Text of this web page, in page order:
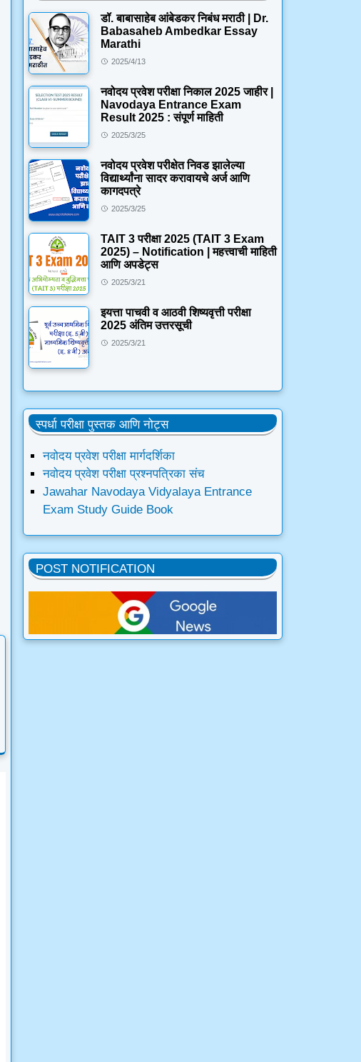
डॉ. बाबासाहेब आंबेडकर निबंध मराठी | Dr.
Babasaheb Ambedkar Essay
Marathi
2025/4/13
नवोदय प्रवेश परीक्षा निकाल 2025 जाहीर |
Navodaya Entrance Exam
Result 2025 : संपूर्ण माहिती
2025/3/25
नवोदय प्रवेश परीक्षेत निवड झालेल्या
विद्यार्थ्यांना सादर करावायचे अर्ज आणि
कागदपत्रे
2025/3/25
TAIT 3 परीक्षा 2025 (TAIT 3 Exam
2025) – Notification | महत्त्वाची माहिती
आणि अपडेट्स
2025/3/21
इयत्ता पाचवी व आठवी शिष्यवृत्ती परीक्षा
2025 अंतिम उत्तरसूची
2025/3/21
स्पर्धा परीक्षा पुस्तक आणि नोट्स
नवोदय प्रवेश परीक्षा मार्गदर्शिका
नवोदय प्रवेश परीक्षा प्रश्नपत्रिका संच
Jawahar Navodaya Vidyalaya Entrance
Exam Study Guide Book
POST NOTIFICATION